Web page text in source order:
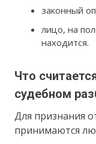
законный
лицо, на
находится.
Что
судебном
Для признания
принимаются